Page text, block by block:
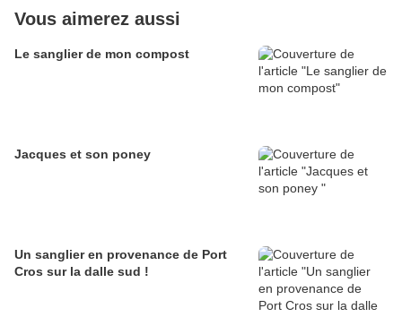
Vous aimerez aussi
Le sanglier de mon compost
Jacques et son poney
Un sanglier en provenance de Port
Cros sur la dalle sud !